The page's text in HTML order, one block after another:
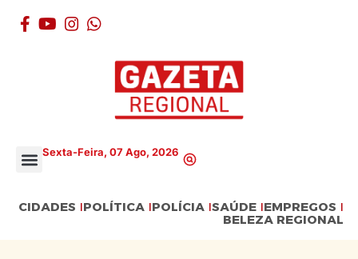
Sexta-Feira, 07 Ago, 2026
CIDADES POLÍTICA POLÍCIA SAÚDE EMPREGOS
BELEZA REGIONAL